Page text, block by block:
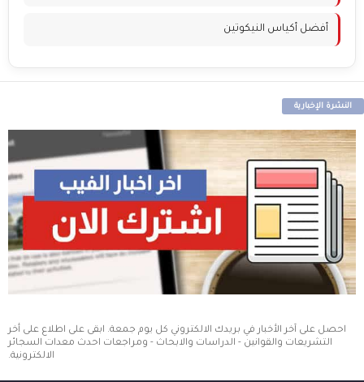
أفضل أكياس النيكوتين
النشرة الإخبارية
احصل على آخر الأخبار في بريدك الالكتروني كل يوم جمعة. ابقى على اطلاع على أخر
التشريعات والقوانين - الدراسات والابحاث - ومراجعات احدث معدات السجائر
الالكترونية.